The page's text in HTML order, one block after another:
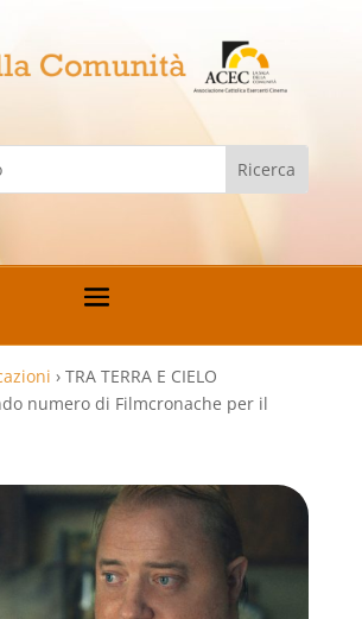
› TRA TERRA E CIELO
numero di Filmcronache per il